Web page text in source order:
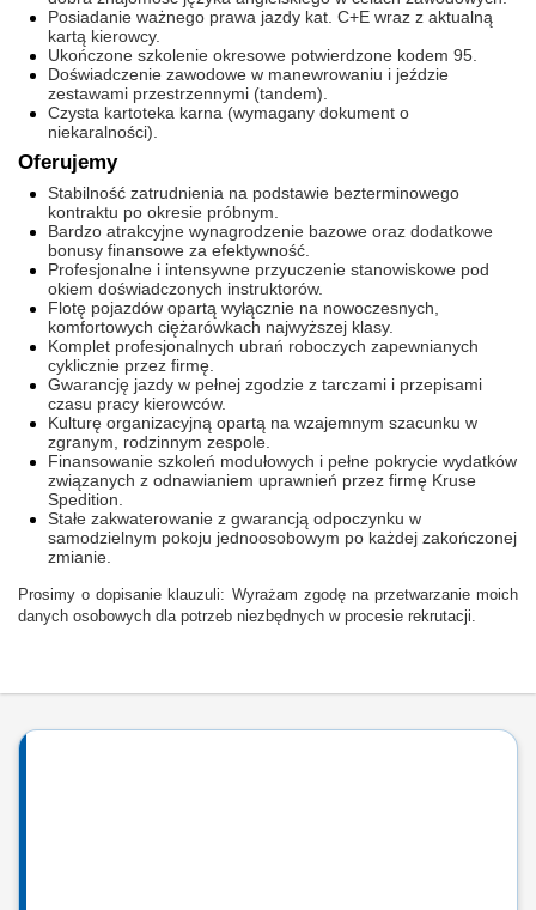
Posiadanie ważnego prawa jazdy kat. C+E wraz z aktualną
kartą kierowcy.
Ukończone szkolenie okresowe potwierdzone kodem 95.
Doświadczenie zawodowe w manewrowaniu i jeździe
zestawami przestrzennymi (tandem).
Czysta kartoteka karna (wymagany dokument o
niekaralności).
Oferujemy
Stabilność zatrudnienia na podstawie bezterminowego
kontraktu po okresie próbnym.
Bardzo atrakcyjne wynagrodzenie bazowe oraz dodatkowe
bonusy finansowe za efektywność.
Profesjonalne i intensywne przyuczenie stanowiskowe pod
okiem doświadczonych instruktorów.
Flotę pojazdów opartą wyłącznie na nowoczesnych,
komfortowych ciężarówkach najwyższej klasy.
Komplet profesjonalnych ubrań roboczych zapewnianych
cyklicznie przez firmę.
Gwarancję jazdy w pełnej zgodzie z tarczami i przepisami
czasu pracy kierowców.
Kulturę organizacyjną opartą na wzajemnym szacunku w
zgranym, rodzinnym zespole.
Finansowanie szkoleń modułowych i pełne pokrycie wydatków
związanych z odnawianiem uprawnień przez firmę Kruse
Spedition.
Stałe zakwaterowanie z gwarancją odpoczynku w
samodzielnym pokoju jednoosobowym po każdej zakończonej
zmianie.
Prosimy o dopisanie klauzuli: Wyrażam zgodę na przetwarzanie moich
danych osobowych dla potrzeb niezbędnych w procesie rekrutacji.